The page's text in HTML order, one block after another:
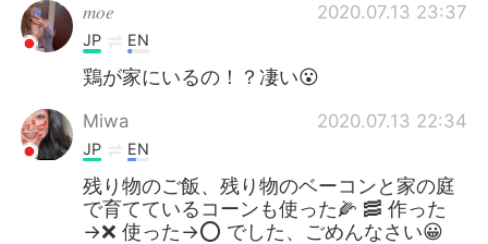
𝑚𝑜𝑒 2020.07.13 23:37
JP EN
鶏が家にいるの！？凄い😮
Miwa 2020.07.13 22:34
JP EN
残り物のご飯、残り物のベーコンと家の庭
で育てているコーンも使った🌽 🥓 作った
→❌ 使った→⭕️ でした、ごめんなさい😀